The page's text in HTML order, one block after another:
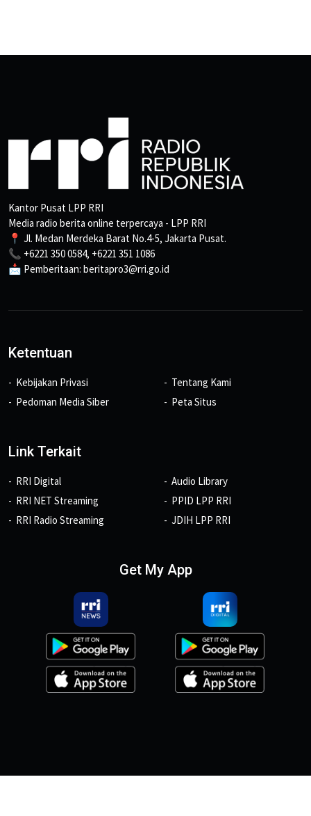
Kantor Pusat LPP RRI
Media radio berita online terpercaya - LPP RRI
📍 Jl. Medan Merdeka Barat No.4-5, Jakarta Pusat.
📞 +6221 350 0584, +6221 351 1086
📩 Pemberitaan: beritapro3@rri.go.id
Ketentuan
Kebijakan Privasi
Pedoman Media Siber
Tentang Kami
Peta Situs
Link Terkait
RRI Digital
RRI NET Streaming
RRI Radio Streaming
Audio Library
PPID LPP RRI
JDIH LPP RRI
Get My App